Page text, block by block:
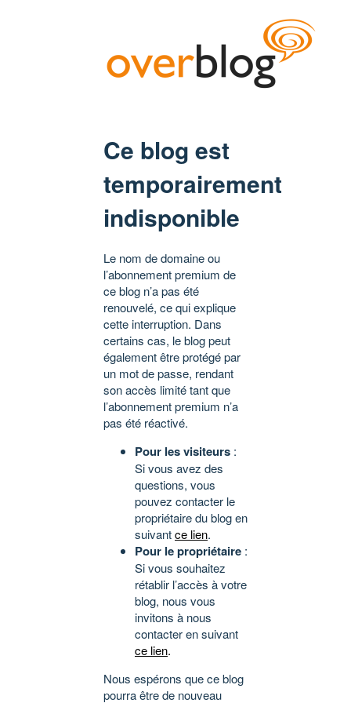
Ce blog est
temporairement
indisponible
Le nom de domaine ou
l’abonnement premium de
ce blog n’a pas été
renouvelé, ce qui explique
cette interruption. Dans
certains cas, le blog peut
également être protégé par
un mot de passe, rendant
son accès limité tant que
l’abonnement premium n’a
pas été réactivé.
Pour les visiteurs :
Si vous avez des
questions, vous
pouvez contacter le
propriétaire du blog en
suivantce lien.
Pour le propriétaire :
Si vous souhaitez
rétablir l’accès à votre
blog, nous vous
invitons à nous
contacter en suivant
ce lien.
Nous espérons que ce blog
pourra être de nouveau